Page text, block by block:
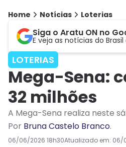
Home Notícias Loterias
Siga o Aratu ON no
E veja as notícias do
LOTERIAS
Mega-Sena:
32 milhões
A Mega-Sena realiza neste
Por Bruna Castelo Branco.
06/06/2026 18h30Atualizado em: 06/